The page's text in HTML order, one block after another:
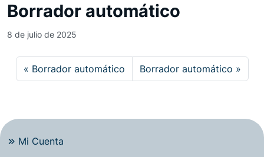
Borrador automático
8 de julio de 2025
Borrador automático Borrador automático
Mi Cuenta